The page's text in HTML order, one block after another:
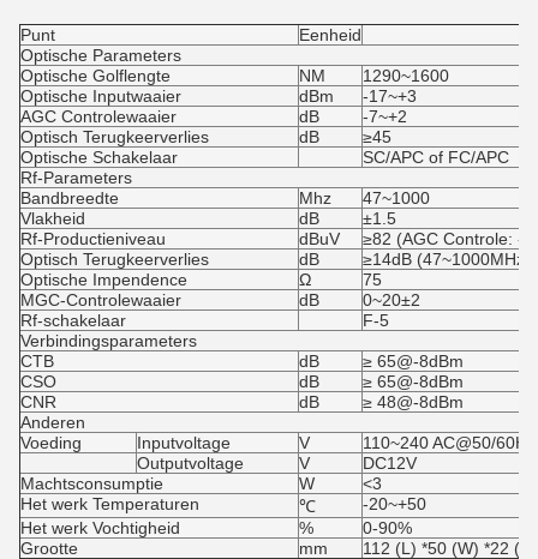
Punt
Eenheid
Optische Parameters
Optische Golflengte
NM
1290~1600
Optische Inputwaaier
dBm
-17~+3
AGC Controlewaaier
dB
-7~+2
Optisch Terugkeerverlies
dB
≥45
Optische Schakelaar
SC/APC of FC/APC
Rf-Parameters
Bandbreedte
Mhz
47~1000
Vlakheid
dB
±1.5
Rf-Productieniveau
dBuV
≥82 (AGC Controle: -
Optisch Terugkeerverlies
dB
≥14dB (47~1000MHz)
Optische Impendence
Ω
75
MGC-Controlewaaier
dB
0~20±2
Rf-schakelaar
F-5
Verbindingsparameters
CTB
dB
≥ 65@-8dBm
CSO
dB
≥ 65@-8dBm
CNR
dB
≥ 48@-8dBm
Anderen
Voeding
Inputvoltage V
110~240 AC@50/60Hz
Outputvoltage
V
DC12V
Machtsconsumptie
W
<3
Het werk Temperaturen
℃
-20~+50
Het werk Vochtigheid
%
0-90%
Grootte
mm 112 (L) *50 (W) *22 (H)